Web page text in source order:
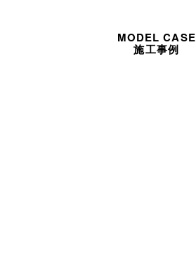
MODEL CASE
施工事例